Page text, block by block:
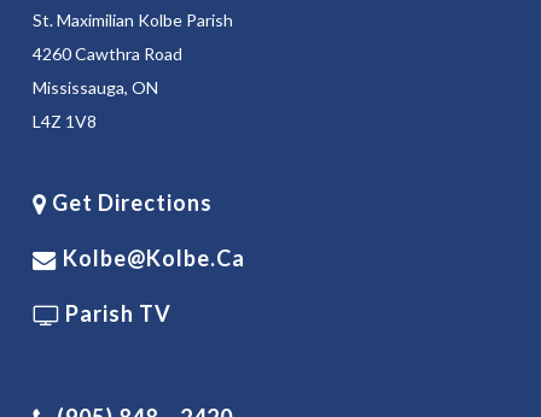
St. Maximilian Kolbe Parish
4260 Cawthra Road
Mississauga, ON
L4Z 1V8
Get Directions
Kolbe@kolbe.ca
Parish TV